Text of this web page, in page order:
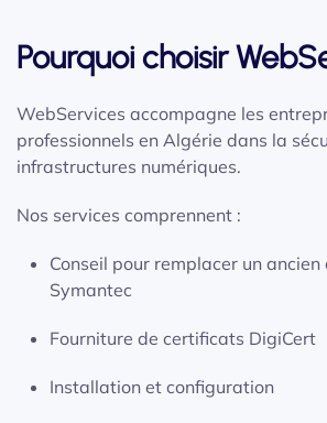
Pourquoi choisir
WebServices accompagne les
professionnels en Algérie dans la
infrastructures numériques.
Nos services comprennent :
Conseil pour remplacer un
Symantec
Fourniture de certificats DigiCert
Installation et configuration